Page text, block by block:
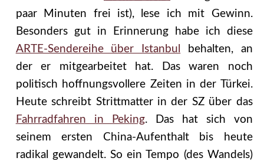
paar Minuten frei ist), lese ich mit Gewinn.
Besonders gut in Erinnerung habe ich diese
ARTE-Sendereihe über Istanbul
behalten, an
der er mitgearbeitet hat. Das waren noch
politisch hoffnungsvollere Zeiten in der Türkei.
Heute schreibt Strittmatter in der SZ über das
Fahrradfahren in Peking.Das hat sich von
seinem ersten China-Aufenthalt bis heute
radikal gewandelt. So ein Tempo (des Wandels)